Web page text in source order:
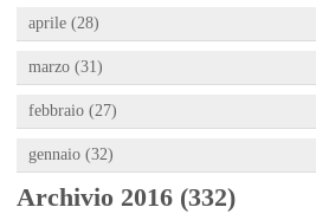
aprile (28)
marzo (31)
febbraio (27)
gennaio (32)
Archivio 2016 (332)